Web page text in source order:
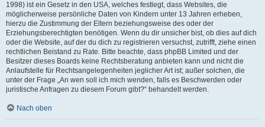
1998) ist ein Gesetz in den USA, welches festlegt, dass Websites, die
möglicherweise persönliche Daten von Kindern unter 13 Jahren erheben,
hierzu die Zustimmung der Eltern beziehungsweise des oder der
Erziehungsberechtigten benötigen. Wenn du dir unsicher bist, ob dies auf dich
oder die Website, auf der du dich zu registrieren versuchst, zutrifft, ziehe einen
rechtlichen Beistand zu Rate. Bitte beachte, dass phpBB Limited und der
Besitzer dieses Boards keine Rechtsberatung anbieten kann und nicht die
Anlaufstelle für Rechtsangelegenheiten jeglicher Art ist; außer solchen, die
unter der Frage „An wen soll ich mich wenden, falls es Beschwerden oder
juristische Anfragen zu diesem Forum gibt?“ behandelt werden.
Nach oben